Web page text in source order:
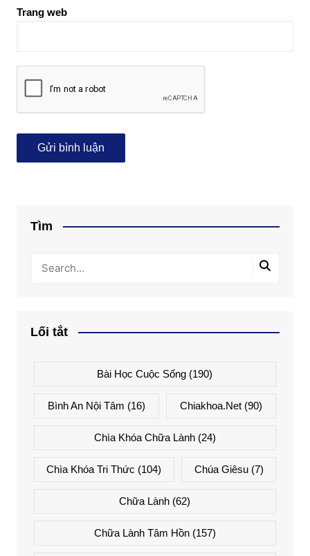
Trang web
Tìm
Lối tắt
Bài Học Cuộc Sống (190)
Bình An Nội Tâm (16) Chiakhoa.net (90)
Chìa Khóa Chữa Lành(24)
Chìa Khóa Tri Thức (104) Chúa Giêsu(7)
Chữa Lành (62)
Chữa Lành Tâm Hồn(157)